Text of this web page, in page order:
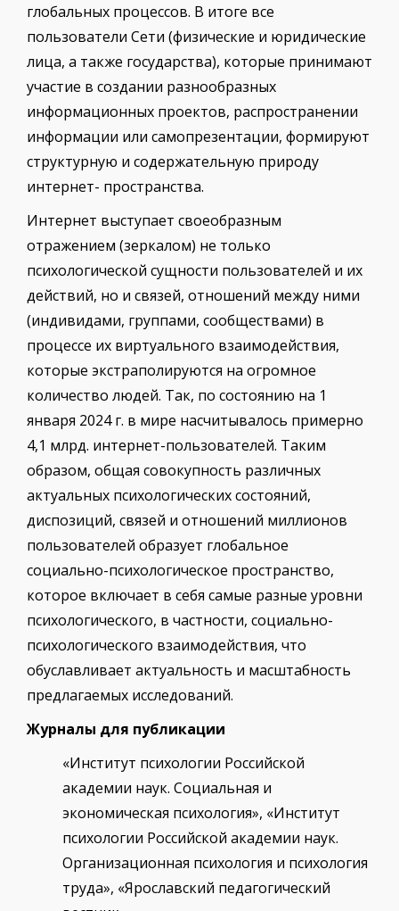
глобальных процессов. В итоге все
пользователи Сети (физические и юридические
лица, а также государства), которые принимают
участие в создании разнообразных
информационных проектов, распространении
информации или самопрезентации, формируют
структурную и содержательную природу
интернет- пространства.
Интернет выступает своеобразным
отражением (зеркалом) не только
психологической сущности пользователей и их
действий, но и связей, отношений между ними
(индивидами, группами, сообществами) в
процессе их виртуального взаимодействия,
которые экстраполируются на огромное
количество людей. Так, по состоянию на 1
января 2024 г. в мире насчитывалось примерно
4,1 млрд. интернет-пользователей. Таким
образом, общая совокупность различных
актуальных психологических состояний,
диспозиций, связей и отношений миллионов
пользователей образует глобальное
социально-психологическое пространство,
которое включает в себя самые разные уровни
психологического, в частности, социально-
психологического взаимодействия, что
обуславливает актуальность и масштабность
предлагаемых исследований.
Журналы для публикации
«Институт психологии Российской
академии наук. Социальная и
экономическая психология», «Институт
психологии Российской академии наук.
Организационная психология и психология
труда», «Ярославский педагогический